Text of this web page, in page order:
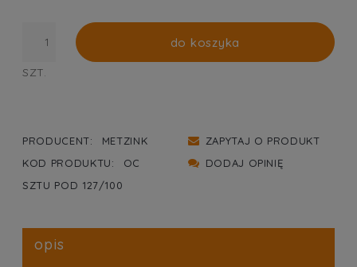
SZT.
do koszyka
PRODUCENT:
METZINK
KOD PRODUKTU:
OC
SZTU POD 127/100
ZAPYTAJ O PRODUKT
DODAJ OPINIĘ
opis